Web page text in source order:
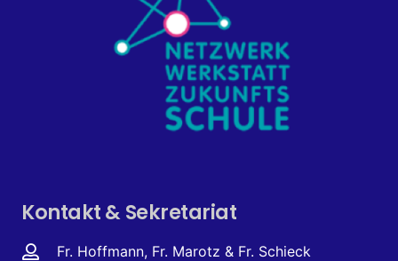
Kontakt & Sekretariat
Fr. Hoffmann, Fr. Marotz & Fr. Schieck